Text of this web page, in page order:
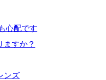
心配です
ますか？